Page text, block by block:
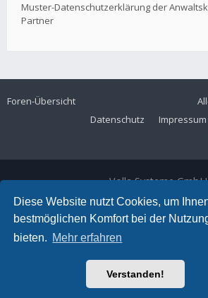
Diese Website nutzt Cookies, um
bestmöglichen Komfort bei der
bieten. Mehr erfahren
Verstanden!
Muster-Datenschutzerklärung der
Partner
Foren-Übersicht
Impressum
Datenschutz
Volla Systeme GmbH
Kölner Straße 102
42897 Remscheid
Telefon:+49 2191
E-Mail:
Ariki Theme by